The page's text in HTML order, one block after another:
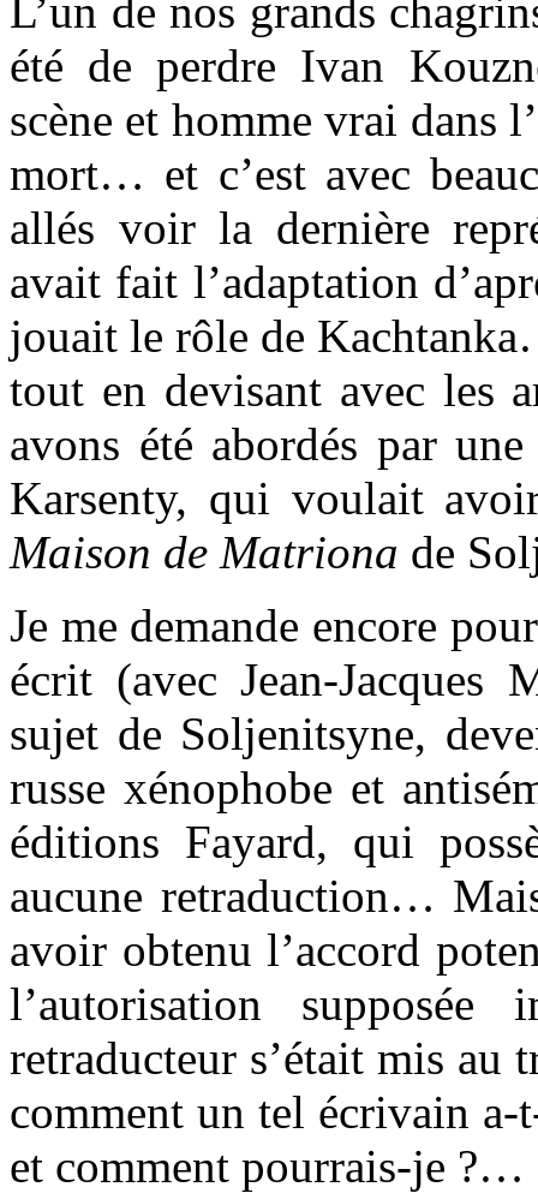
L’un de nos grands
été de perdre Ivan
scène et homme vrai dans
mort… et c’est avec
allés voir la dernière
avait fait l’adaptation
jouait le rôle de
tout en devisant avec les
avons été abordés par
Karsenty, qui voulait
Maison de Matriona de
Je me demande encore
écrit (avec Jean-
sujet de Soljenitsyne,
russe xénophobe et
éditions Fayard, qui
aucune retraduction…
avoir obtenu l’accord
l’autorisation
retraducteur s’était mis au
comment un tel écrivain
et comment pourrais-je ?…